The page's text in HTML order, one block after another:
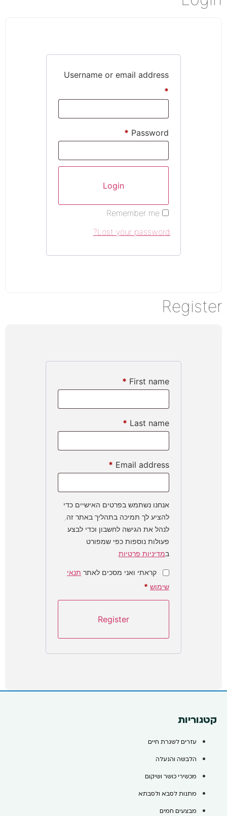
Username or email address
*
Password
*
Remember me
Lost your password?
Register
First name
*
Last name
*
Email address
*
אנחנו נשתמש בפרטים האישיים כדי
להציע לך תמיכה בתהליך באתר זה,
לנהל את הגישה לחשבון וכדי לבצע
פעולות נוספות כפי שמפורט
במדיניות פרטיות
קראתי ואני מסכים לאתר תנאי
שימוש *
קטגוריות
עזרים לשגרת חיים
הלבשה והנעלה
מכשירי כושר ושיקום
מתנות לסבא ולסבתא
מבצעים חמים